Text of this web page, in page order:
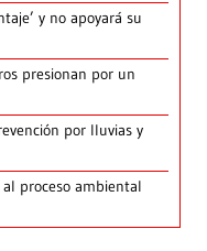
y no apoyará su
presionan por un
por lluvias y
proceso ambiental